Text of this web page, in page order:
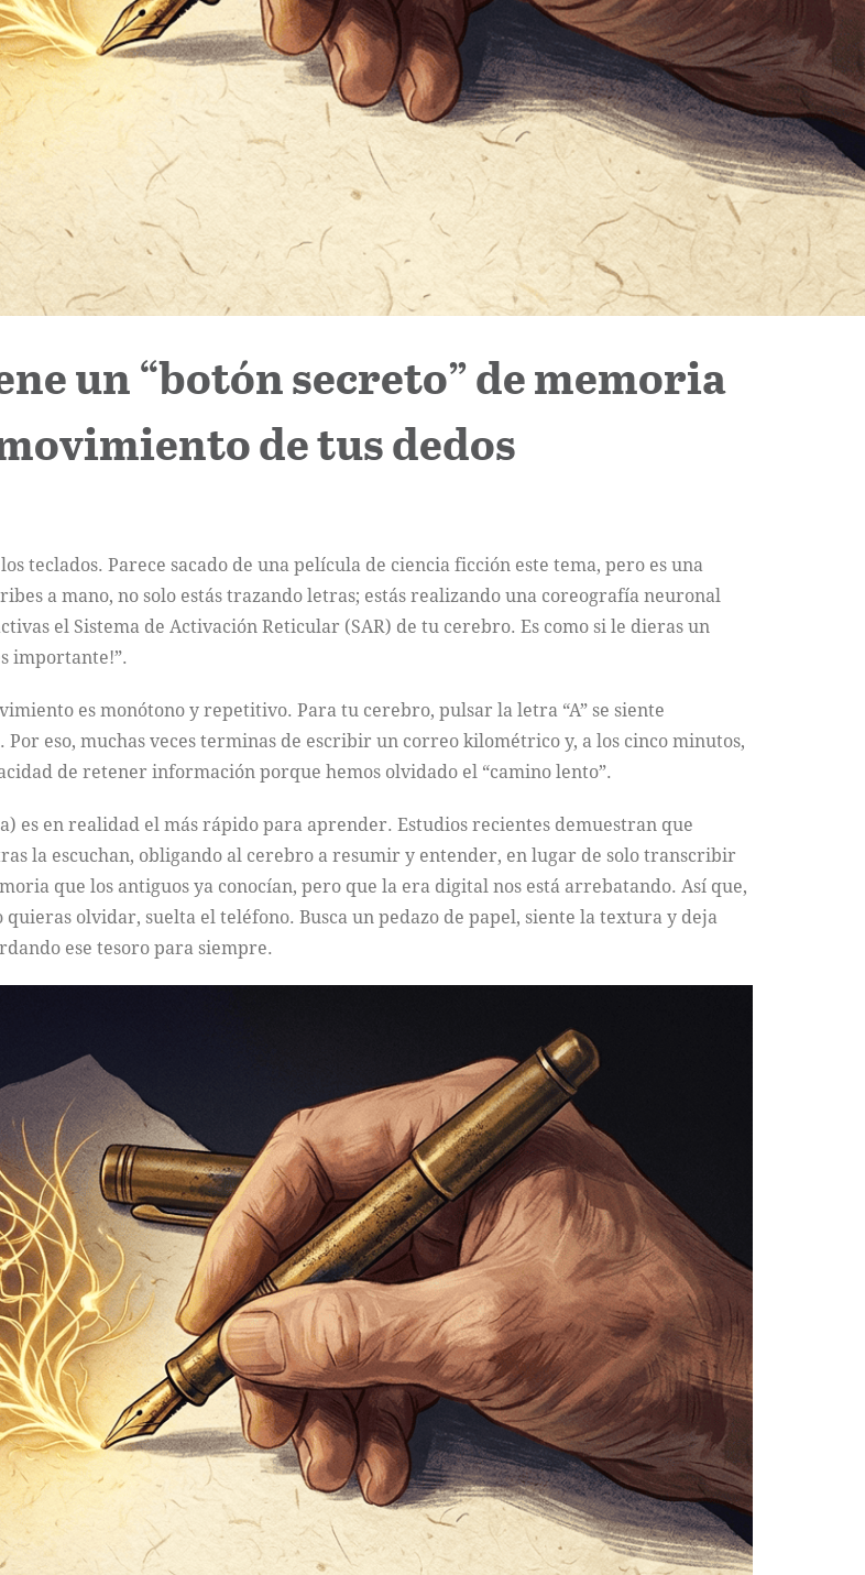
un “botón secreto” de memoria
de tus dedos
teclados. Parece sacado de una película de ciencia ficción este tema, pero es una
a mano, no solo estás trazando letras; estás realizando una coreografía neuronal
el Sistema de Activación Reticular (SAR) de tu cerebro. Es como si le dieras un
importante!”.
es monótono y repetitivo. Para tu cerebro, pulsar la letra “A” se siente
eso, muchas veces terminas de escribir un correo kilométrico y, a los cinco minutos,
de retener información porque hemos olvidado el “camino lento”.
es en realidad el más rápido para aprender. Estudios recientes demuestran que
la escuchan, obligando al cerebro a resumir y entender, en lugar de solo transcribir
que los antiguos ya conocían, pero que la era digital nos está arrebatando. Así que,
olvidar, suelta el teléfono. Busca un pedazo de papel, siente la textura y deja
ese tesoro para siempre.